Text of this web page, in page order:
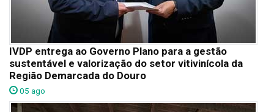
IVDP entrega ao Governo Plano para a gestão
sustentável e valorização do setor vitivinícola da
Região Demarcada do Douro
05 ago